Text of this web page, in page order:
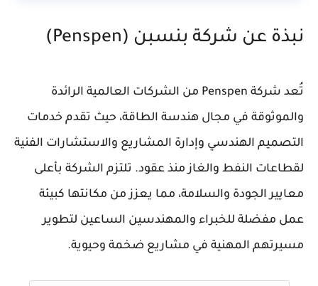
نبذة عن شركة بنسبن (Penspen)
تُعد شركة Penspen من الشركات العالمية الرائدة
والموثوقة في مجال هندسة الطاقة، حيث تقدم خدمات
التصميم الهندسي وإدارة المشاريع والاستشارات الفنية
لقطاعات النفط والغاز منذ عقود. تلتزم الشركة بأعلى
معايير الجودة والسلامة، مما يعزز من مكانتها كبيئة
عمل مفضلة للخبراء والمهندسين الساعين لتطوير
مسيرتهم المهنية في مشاريع ضخمة وحيوية.